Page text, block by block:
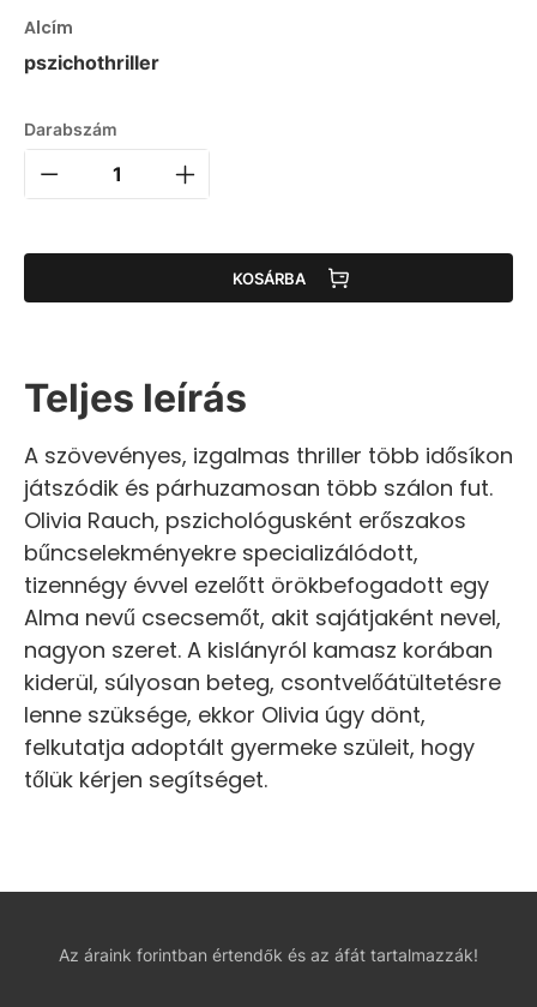
Alcím
pszichothriller
Darabszám
KOSÁRBA
Teljes leírás
A szövevényes, izgalmas thriller több idősíkon
játszódik és párhuzamosan több szálon fut.
Olivia Rauch, pszichológusként erőszakos
bűncselekményekre specializálódott,
tizennégy évvel ezelőtt örökbefogadott egy
Alma nevű csecsemőt, akit sajátjaként nevel,
nagyon szeret. A kislányról kamasz korában
kiderül, súlyosan beteg, csontvelőátültetésre
lenne szüksége, ekkor Olivia úgy dönt,
felkutatja adoptált gyermeke szüleit, hogy
tőlük kérjen segítséget.
Az áraink forintban értendők és az áfát tartalmazzák!